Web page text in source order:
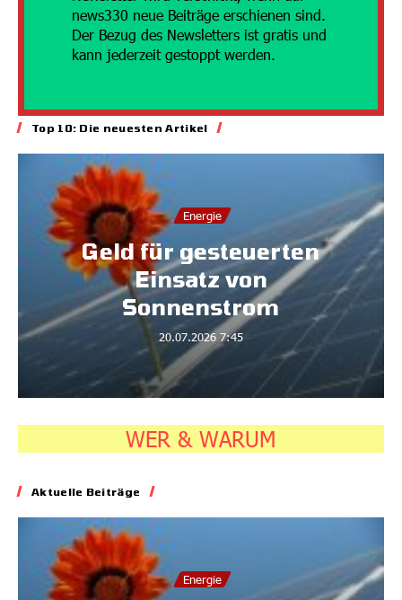
news330 neue Beiträge erschienen sind.
Der Bezug des Newsletters ist gratis und
kann jederzeit gestoppt werden.
Top 10: Die neuesten Artikel
Energie
Geld für gesteuerten
Einsatz von
Sonnenstrom
20.07.2026 7:45
WER & WARUM
Aktuelle Beiträge
Energie